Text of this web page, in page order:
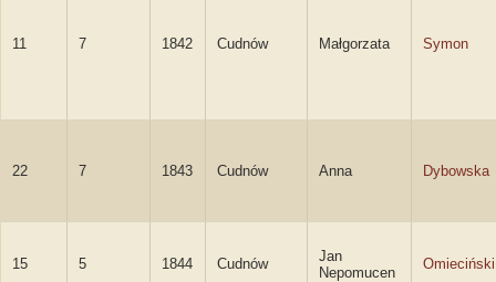
11 7 1842 Cudnów Małgorzata Symon
22 7 1843 Cudnów Anna Dybowska
15 5 1844 Cudnów
Jan
Nepomucen
Omieciński